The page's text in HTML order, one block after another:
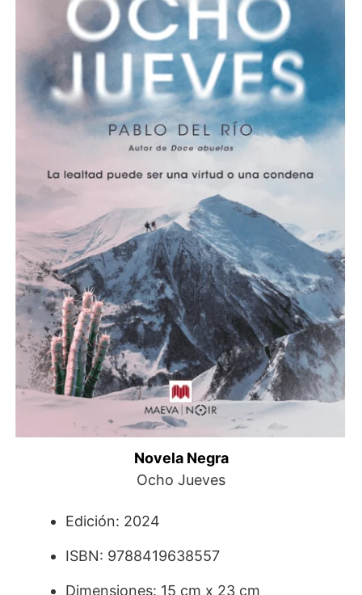
Novela Negra
Ocho Jueves
Edición: 2024
ISBN: 9788419638557
Dimensiones: 15 cm x 23 cm